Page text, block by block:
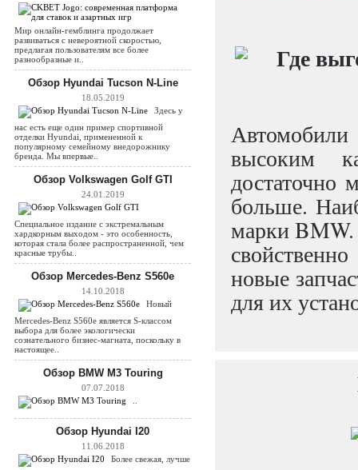
Мир онлайн-гемблинга продолжает
развиваться с невероятной скоростью,
предлагая пользователям все более
разнообразные и..
Обзор Hyundai Tucson N-Line
18.05.2019
Здесь у
нас есть еще один пример спортивной
отделки Hyundai, примененной к
популярному семейному внедорожнику
бренда. Мы впервые..
Обзор Volkswagen Golf GTI
24.01.2019
Специальное издание с экстремальным
хардкорным выходом - это особенность,
которая стала более распространенной, чем
красные трубы..
Обзор Mercedes-Benz S560e
14.10.2018
Новый
Mercedes-Benz S560e является S-классом
выбора для более экологически
сознательного бизнес-магната, поскольку в
настоящее..
Обзор BMW M3 Touring
07.07.2018
Обзор Hyundai I20
11.06.2018
Более свежая, лучше
высоким
достаточно
больше.
марки
новые
для их